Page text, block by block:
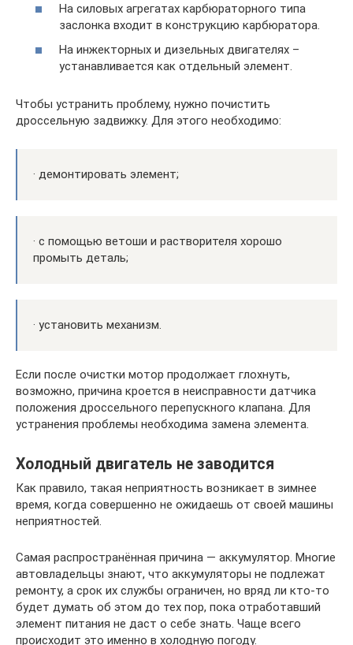
На силовых агрегатах карбюраторного типа
заслонка входит в конструкцию карбюратора.
На инжекторных и дизельных двигателях –
устанавливается как отдельный элемент.
Чтобы устранить проблему, нужно почистить
дроссельную задвижку. Для этого необходимо:
· демонтировать элемент;
· с помощью ветоши и растворителя хорошо
промыть деталь;
· установить механизм.
Если после очистки мотор продолжает глохнуть,
возможно, причина кроется в неисправности датчика
положения дроссельного перепускного клапана. Для
устранения проблемы необходима замена элемента.
Холодный двигатель не заводится
Как правило, такая неприятность возникает в зимнее
время, когда совершенно не ожидаешь от своей машины
неприятностей.
Самая распространённая причина — аккумулятор. Многие
автовладельцы знают, что аккумуляторы не подлежат
ремонту, а срок их службы ограничен, но вряд ли кто-то
будет думать об этом до тех пор, пока отработавший
элемент питания не даст о себе знать. Чаще всего
происходит это именно в холодную погоду.